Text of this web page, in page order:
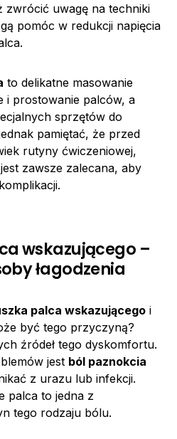
zwrócić uwagę na techniki
pomóc w redukcji napięcia
to delikatne masowanie
i prostowanie palców, a
sprzętów do
pamiętać, że przed
rutyny ćwiczeniowej,
zawsze zalecana, aby
wskazującego –
łagodzenia
palca wskazującego i
być tego przyczyną?
źródeł tego dyskomfortu.
jest ból paznokcia
z urazu lub infekcji.
palca to jedna z
tego rodzaju bólu.